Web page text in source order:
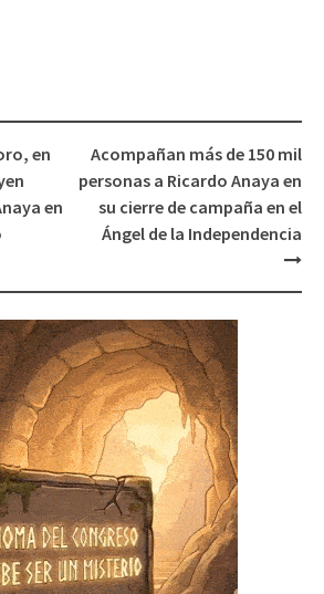
en
en
Acompañan más de 150 mil
personas a Ricardo Anaya en
su cierre de campaña en el
Ángel de la Independencia